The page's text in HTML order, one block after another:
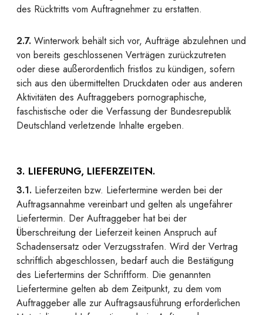
des Rücktritts vom Auftragnehmer zu erstatten.
2.7. Winterwork behält sich vor, Aufträge abzulehnen und
von bereits geschlossenen Verträgen zurückzutreten
oder diese außerordentlich fristlos zu kündigen, sofern
sich aus den übermittelten Druckdaten oder aus anderen
Aktivitäten des Auftraggebers pornographische,
faschistische oder die Verfassung der Bundesrepublik
Deutschland verletzende Inhalte ergeben.
3. LIEFERUNG, LIEFERZEITEN.
3.1. Lieferzeiten bzw. Liefertermine werden bei der
Auftragsannahme vereinbart und gelten als ungefährer
Liefertermin. Der Auftraggeber hat bei der
Überschreitung der Lieferzeit keinen Anspruch auf
Schadensersatz oder Verzugsstrafen. Wird der Vertrag
schriftlich abgeschlossen, bedarf auch die Bestätigung
des Liefertermins der Schriftform. Die genannten
Liefertermine gelten ab dem Zeitpunkt, zu dem vom
Auftraggeber alle zur Auftragsausführung erforderlichen